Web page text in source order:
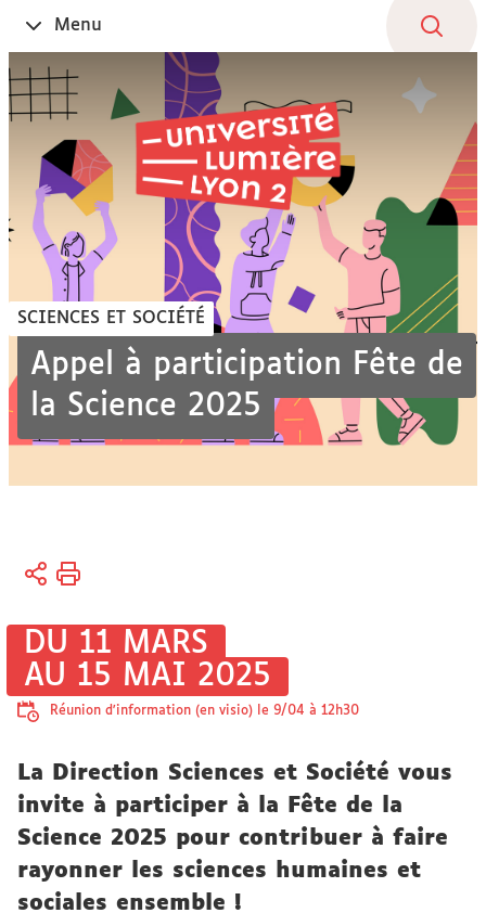
Ouvrir
le
Menu
SCIENCES ET SOCIÉTÉ
Appel à participation Fête de
la Science 2025
Vous
Accueil
société
DU 11 MARS
AU 15 MAI 2025
Réunion d'information (en visio) le 9/04 à 12h30
La Direction Sciences et Société vous
invite à participer à la Fête de la
Science 2025 pour contribuer à faire
rayonner les sciences humaines et
sociales ensemble !